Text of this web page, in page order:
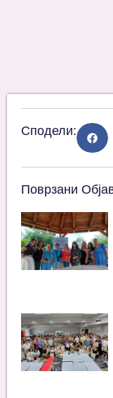
Сподели:
Поврзани